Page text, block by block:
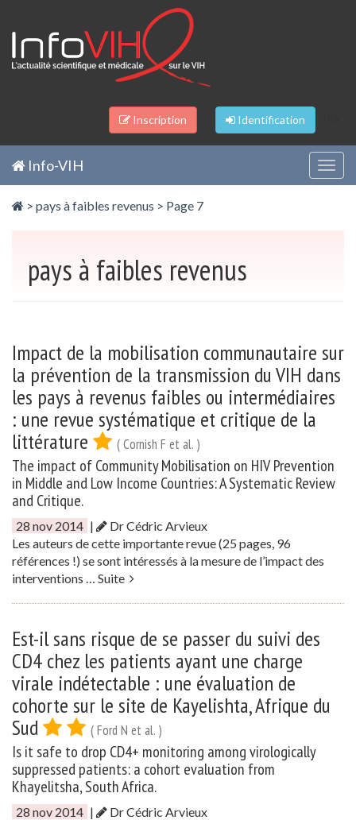
Inscription Identification
Info-VIH
> pays à faibles revenus > Page 7
pays à faibles revenus
Impact de la mobilisation communautaire sur
la prévention de la transmission du VIH dans
les pays à revenus faibles ou intermédiaires
: une revue systématique et critique de la
littérature
( Cornish F et al. )
The impact of Community Mobilisation on HIV Prevention
in Middle and Low Income Countries: A Systematic Review
and Critique.
28 nov 2014 |
Dr Cédric Arvieux
Les auteurs de cette importante revue (25 pages, 96
références !) se sont intéressés à la mesure de l’impact des
interventions … Suite
Est-il sans risque de se passer du suivi des
CD4 chez les patients ayant une charge
virale indétectable : une évaluation de
cohorte sur le site de Kayelishta, Afrique du
Sud
( Ford N et al. )
Is it safe to drop CD4+ monitoring among virologically
suppressed patients: a cohort evaluation from
Khayelitsha, South Africa.
28 nov 2014 |
Dr Cédric Arvieux
Panneau de gestion des cookies